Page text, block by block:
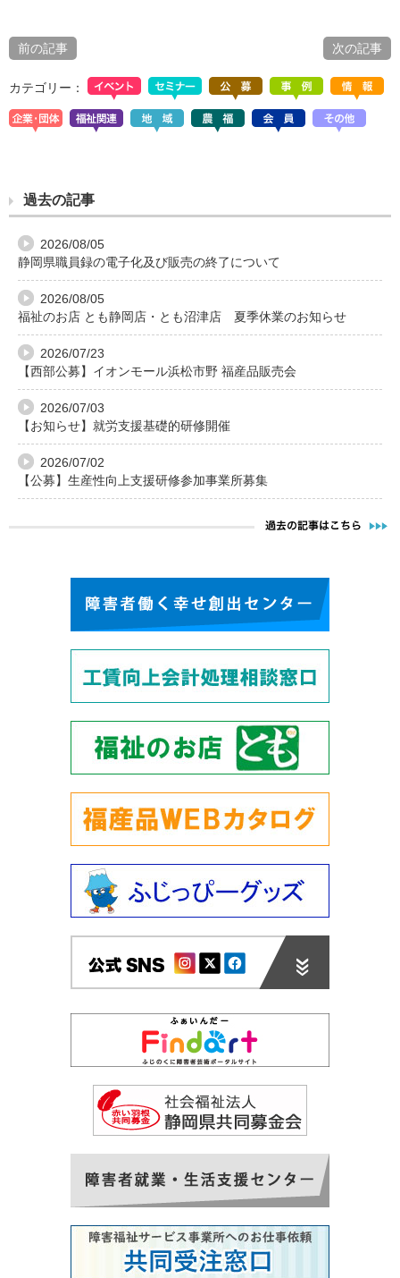
前の記事 次の記事
カテゴリー：
過去の記事
2026/08/05
静岡県職員録の電子化及び販売の終了について
2026/08/05
福祉のお店 とも静岡店・とも沼津店 夏季休業のお知らせ
2026/07/23
【西部公募】イオンモール浜松市野 福産品販売会
2026/07/03
【お知らせ】就労支援基礎的研修開催
2026/07/02
【公募】生産性向上支援研修参加事業所募集